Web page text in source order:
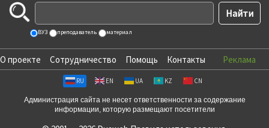
ВУЗ преподаватель материал
О проекте Сотрудничество Помощь Контакты Реклама
RU EN UA KZ CN
Администрация сайта не несет ответственности за содержание
информации, которую размещают посетители